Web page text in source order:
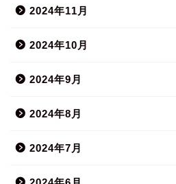
2024年11月
2024年10月
2024年9月
2024年8月
2024年7月